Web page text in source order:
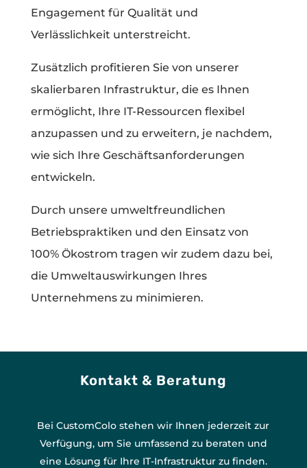
Engagement für Qualität und
Verlässlichkeit unterstreicht.
Zusätzlich profitieren Sie von unserer
skalierbaren Infrastruktur, die es Ihnen
ermöglicht, Ihre IT-Ressourcen flexibel
anzupassen und zu erweitern, je nachdem,
wie sich Ihre Geschäftsanforderungen
entwickeln.
Durch unsere umweltfreundlichen
Betriebspraktiken und den Einsatz von
100% Ökostrom tragen wir zudem dazu bei,
die Umweltauswirkungen Ihres
Unternehmens zu minimieren.
Kontakt & Beratung
Bei CustomColo stehen wir Ihnen jederzeit zur
Verfügung, um Sie umfassend zu beraten und
eine Lösung für Ihre IT-Infrastruktur zu finden.